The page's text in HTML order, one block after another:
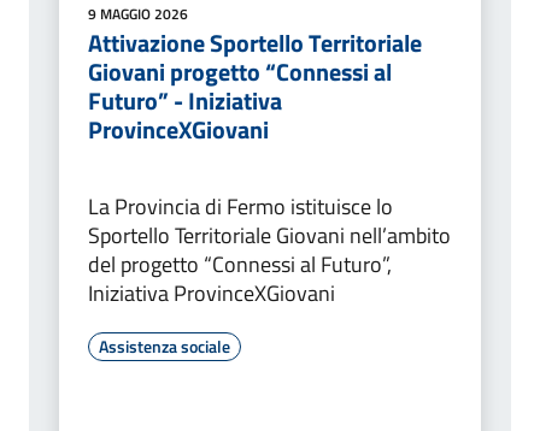
9 MAGGIO 2026
Attivazione Sportello Territoriale
Giovani progetto “Connessi al
Futuro” - Iniziativa
ProvinceXGiovani
La Provincia di Fermo istituisce lo
Sportello Territoriale Giovani nell’ambito
del progetto “Connessi al Futuro”,
Iniziativa ProvinceXGiovani
Assistenza sociale